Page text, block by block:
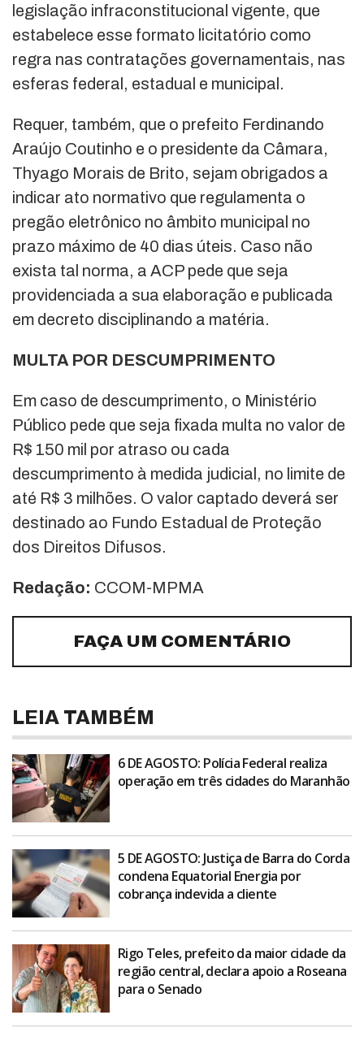
legislação infraconstitucional vigente, que
estabelece esse formato licitatório como
regra nas contratações governamentais, nas
esferas federal, estadual e municipal.
Requer, também, que o prefeito Ferdinando
Araújo Coutinho e o presidente da Câmara,
Thyago Morais de Brito, sejam obrigados a
indicar ato normativo que regulamenta o
pregão eletrônico no âmbito municipal no
prazo máximo de 40 dias úteis. Caso não
exista tal norma, a ACP pede que seja
providenciada a sua elaboração e publicada
em decreto disciplinando a matéria.
MULTA POR DESCUMPRIMENTO
Em caso de descumprimento, o Ministério
Público pede que seja fixada multa no valor de
R$ 150 mil por atraso ou cada
descumprimento à medida judicial, no limite de
até R$ 3 milhões. O valor captado deverá ser
destinado ao Fundo Estadual de Proteção
dos Direitos Difusos.
Redação: CCOM-MPMA
FAÇA UM COMENTÁRIO
LEIA TAMBÉM
6 DE AGOSTO: Polícia Federal realiza
operação em três cidades do Maranhão
5 DE AGOSTO: Justiça de Barra do Corda
condena Equatorial Energia por
cobrança indevida a cliente
Rigo Teles, prefeito da maior cidade da
região central, declara apoio a Roseana
para o Senado